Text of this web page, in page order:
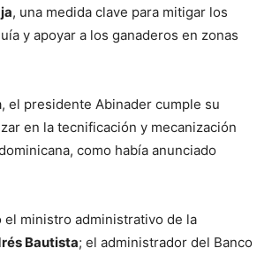
, una medida clave para mitigar los
y apoyar a los ganaderos en zonas
el presidente Abinader cumple su
en la tecnificación y mecanización
como había anunciado
el ministro administrativo de la
Bautista; el administrador del Banco